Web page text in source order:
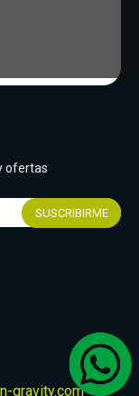
ofertas
gravity.com